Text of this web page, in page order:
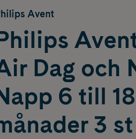
Avent
Dag och
6 till 18
3 st